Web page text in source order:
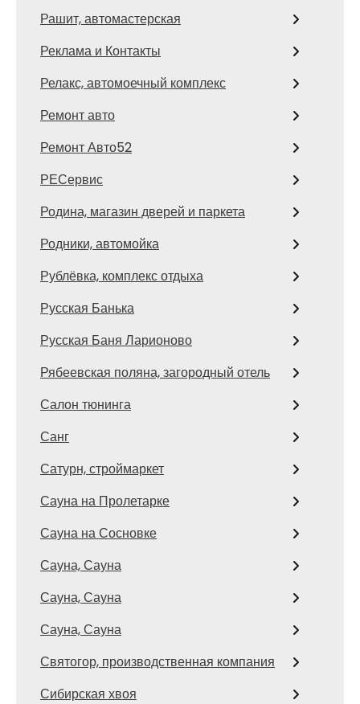
Рашит, автомастерская
Реклама и Контакты
Релакс, автомоечный комплекс
Ремонт авто
Ремонт Авто52
РЕСервис
Родина, магазин дверей и паркета
Родники, автомойка
Рублёвка, комплекс отдыха
Русская Банька
Русская Баня Ларионово
Рябеевская поляна, загородный отель
Салон тюнинга
Санг
Сатурн, строймаркет
Сауна на Пролетарке
Сауна на Сосновке
Сауна, Сауна
Сауна, Сауна
Сауна, Сауна
Святогор, производственная компания
Сибирская хвоя